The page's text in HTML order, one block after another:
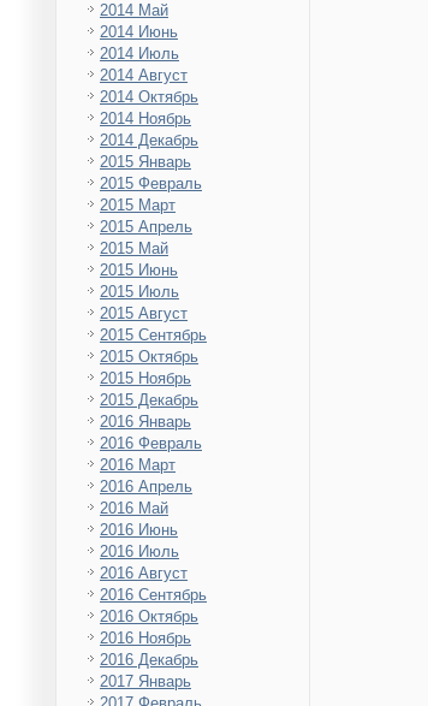
2014 Май
2014 Июнь
2014 Июль
2014 Август
2014 Октябрь
2014 Ноябрь
2014 Декабрь
2015 Январь
2015 Февраль
2015 Март
2015 Апрель
2015 Май
2015 Июнь
2015 Июль
2015 Август
2015 Сентябрь
2015 Октябрь
2015 Ноябрь
2015 Декабрь
2016 Январь
2016 Февраль
2016 Март
2016 Апрель
2016 Май
2016 Июнь
2016 Июль
2016 Август
2016 Сентябрь
2016 Октябрь
2016 Ноябрь
2016 Декабрь
2017 Январь